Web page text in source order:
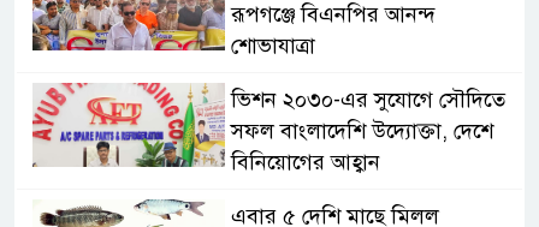
রূপগঞ্জে বিএনপির আনন্দ
শোভাযাত্রা
ভিশন ২০৩০-এর সুযোগে সৌদিতে
সফল বাংলাদেশি উদ্যোক্তা, দেশে
বিনিয়োগের আহ্বান
এবার ৫ দেশি মাছে মিলল